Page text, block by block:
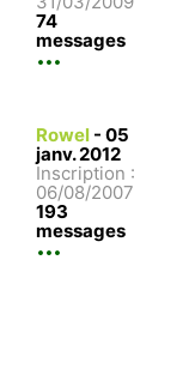
74
messages
Rowel - 05
janv. 2012
Inscription :
06/08/2007
193
messages